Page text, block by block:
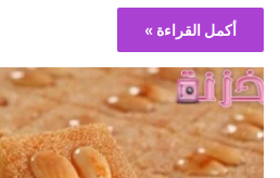
أكمل القراءة »